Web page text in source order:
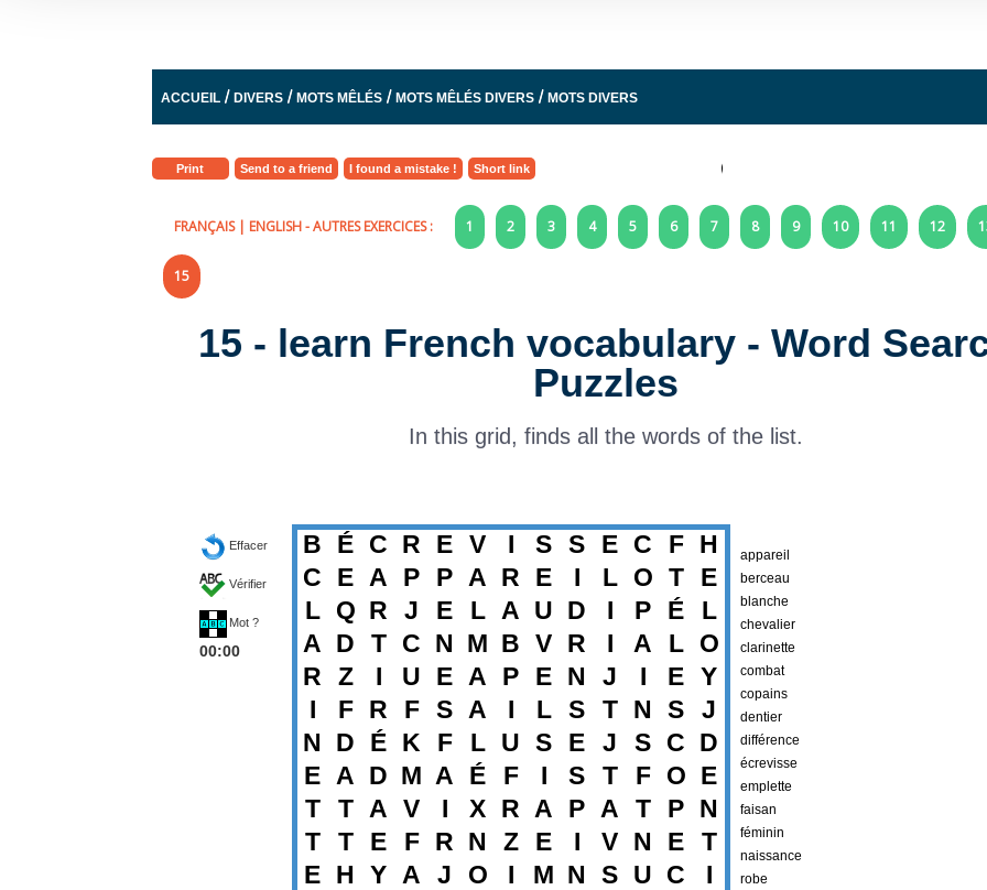
ACCUEIL/ DIVERS/ MOTS MÊLÉS/ MOTS MÊLÉS DIVERS/ MOTS DIVERS
Print Send to a friend I found a mistake ! Short link
FRANÇAIS| ENGLISH- AUTRES EXERCICES : 1 2 3 4 5 6 7 8 9 10 11 12
15
15 - learn French vocabulary - Word
Puzzles
In this grid, finds all the words of the list.
Effacer
Vérifier
Mot ?
00:00
appareil
berceau
blanche
chevalier
clarinette
combat
copains
dentier
différence
écrevisse
emplette
faisan
féminin
naissance
robe
B
C
L
A
R
I
N
E
T
T
E
É
E
Q
D
Z
F
D
A
T
T
H
C
A
R
T
I
R
É
D
A
E
Y
R
P
J
C
U
F
K
M
V
F
A
E
P
E
N
E
S
F
A
I
R
J
V
A
L
M
A
A
L
É
X
N
O
I
R
A
B
P
I
U
F
R
Z
I
S
E
U
V
E
L
S
I
A
E
M
S
I
D
R
N
S
E
S
P
I
N
E
L
I
I
J
T
J
T
A
V
S
C
O
P
A
I
N
S
F
T
N
U
F
T
É
L
E
S
C
O
P
E
C
H
E
L
O
Y
J
D
E
N
T
I